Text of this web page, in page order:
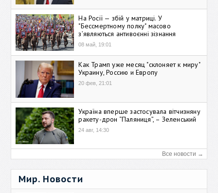
На Росії — збій у матриці. У
"Бессмертному полку" масово
зʼявляються антивоєнні зізнання
08 май, 19:01
Как Трамп уже месяц "склоняет к миру"
Украину, Россию и Европу
20 фев, 21:01
Україна вперше застосувала вітчизняну
ракету-дрон “Паляниця”, – Зеленський
24 авг, 14:30
Все новости →
Мир. Новости